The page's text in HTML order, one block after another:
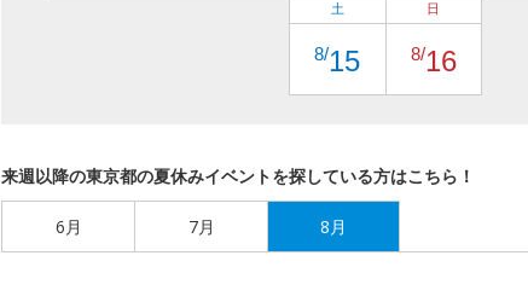
土
8/15
日
8/16
来週以降の東京都の夏休みイベントを探している方はこちら！
6月 7月 8月